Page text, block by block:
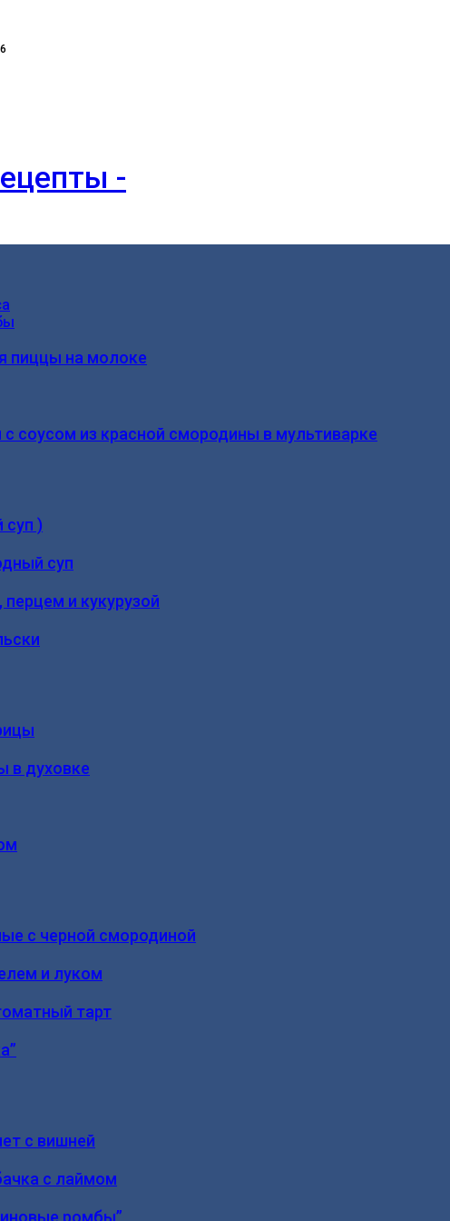
-
пиццы на молоке
с соусом из красной смородины в мультиварке
)
суп
и кукурузой
в духовке
с черной смородиной
и луком
тарт
с вишней
с лаймом
ромбы”